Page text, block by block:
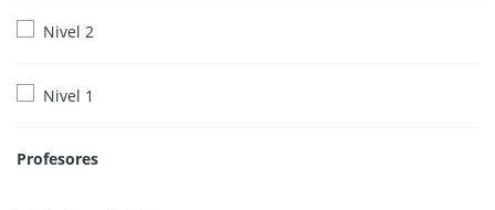
Nivel 2
Nivel 1
Profesores